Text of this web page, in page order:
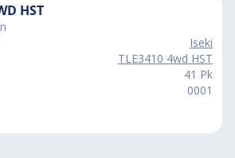
HST
Iseki
TLE3410 4wd HST
41 Pk
0001